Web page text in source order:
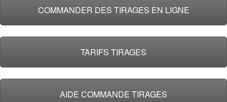
COMMANDER DES TIRAGES EN LIGNE
TARIFS TIRAGES
AIDE COMMANDE TIRAGES